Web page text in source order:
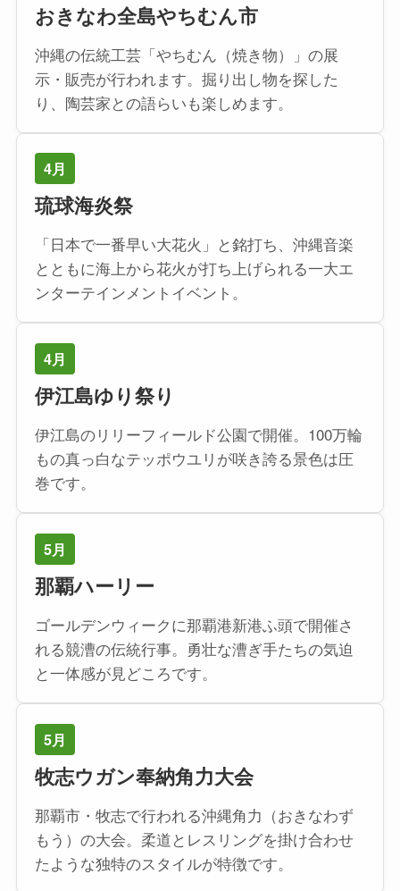
おきなわ全島やちむん市
沖縄の伝統工芸「やちむん（焼き物）」の展
示・販売が行われます。掘り出し物を探した
り、陶芸家との語らいも楽しめます。
4月
琉球海炎祭
「日本で一番早い大花火」と銘打ち、沖縄音楽
とともに海上から花火が打ち上げられる一大エ
ンターテインメントイベント。
4月
伊江島ゆり祭り
伊江島のリリーフィールド公園で開催。100万輪
もの真っ白なテッポウユリが咲き誇る景色は圧
巻です。
5月
那覇ハーリー
ゴールデンウィークに那覇港新港ふ頭で開催さ
れる競漕の伝統行事。勇壮な漕ぎ手たちの気迫
と一体感が見どころです。
5月
牧志ウガン奉納角力大会
那覇市・牧志で行われる沖縄角力（おきなわず
もう）の大会。柔道とレスリングを掛け合わせ
たような独特のスタイルが特徴です。